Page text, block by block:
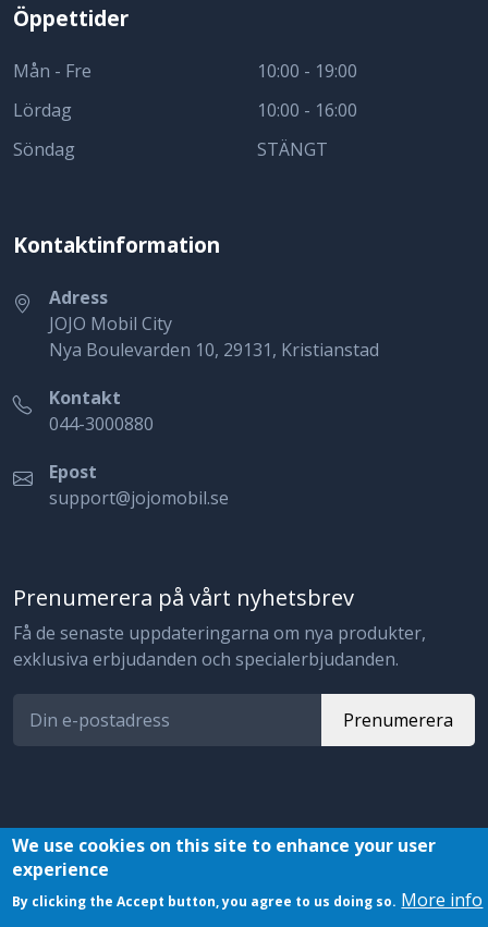
Öppettider
Mån - Fre
Lördag
Söndag
10:00 - 19:00
10:00 - 16:00
STÄNGT
Kontaktinformation
Adress
JOJO Mobil City
Nya Boulevarden 10, 29131, Kristianstad
Kontakt
044-3000880
Epost
support@jojomobil.se
Prenumerera på vårt nyhetsbrev
Få de senaste uppdateringarna om nya produkter,
exklusiva erbjudanden och specialerbjudanden.
Prenumerera
© 2023 JojoMobil. All rights reserved.
We use cookies on this site to enhance your user
experience
By clicking the Accept button, you agree to us doing so. More info